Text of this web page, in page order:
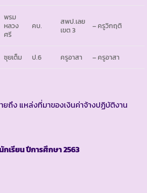
พรม
หลวง
ศรี
คบ.
สพป.เลย
เขต 3
– ครูวิกฤติ
ซุยเต็ม ป.6 ครูอาสา – ครูอาสา
ถึง แหล่งที่มาของเงินค่าจ้างปฏิบัติงาน
เรียน ปีการศึกษา2563